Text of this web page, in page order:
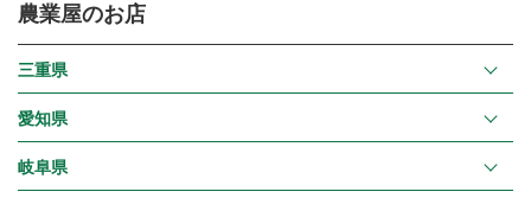
農業屋のお店
三重県
愛知県
岐阜県